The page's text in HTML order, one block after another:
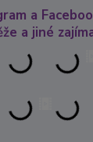
a
a jiné